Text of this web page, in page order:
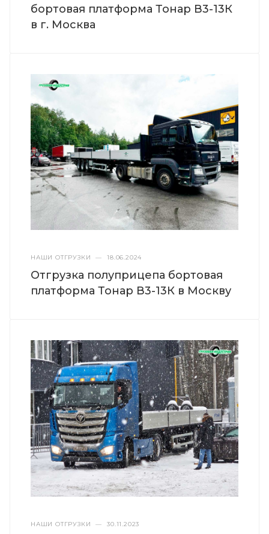
бортовая платформа Тонар В3-13К
в г. Москва
НАШИ ОТГРУЗКИ — 18.06.2024
Отгрузка полуприцепа бортовая
платформа Тонар В3-13К в Москву
НАШИ ОТГРУЗКИ — 30.11.2023